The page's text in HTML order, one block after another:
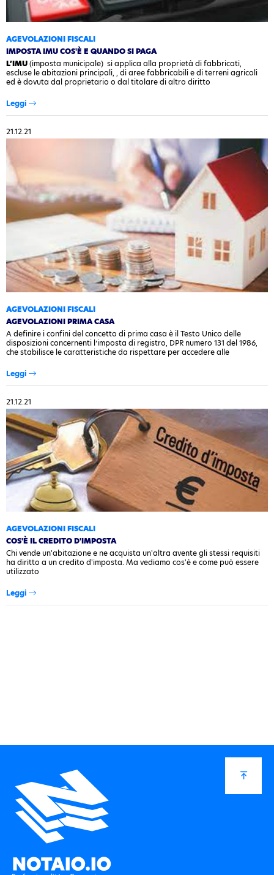
AGEVOLAZIONI FISCALI
IMPOSTA IMU COS'È E QUANDO SI PAGA
L’IMU(imposta municipale) si applica alla proprietà di fabbricati,
escluse le abitazioni principali, , di aree fabbricabili e di terreni agricoli
ed è dovuta dal proprietario o dal titolare di altro diritto
Leggi
21.12.21
AGEVOLAZIONI FISCALI
AGEVOLAZIONI PRIMA CASA
A definire i confini del concetto di prima casa è il Testo Unico delle
disposizioni concernenti l’imposta di registro, DPR numero 131 del 1986,
che stabilisce le caratteristiche da rispettare per accedere alle
Leggi
21.12.21
AGEVOLAZIONI FISCALI
COS'È IL CREDITO D'IMPOSTA
Chi vende un'abitazione e ne acquista un'altra avente gli stessi requisiti
ha diritto a un credito d'imposta. Ma vediamo cos'è e come può essere
utilizzato
Leggi